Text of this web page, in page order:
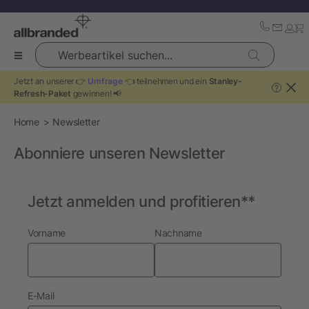
Werbeartikel suchen...
Jetzt an unserer 👉 Umfrage👈 teilnehmen und ein Stanley-
Refresh-Paket gewinnen! 📢
?
Home Newsletter
Abonniere unseren Newsletter
Jetzt anmelden und profitieren**
Vorname Nachname
E-Mail